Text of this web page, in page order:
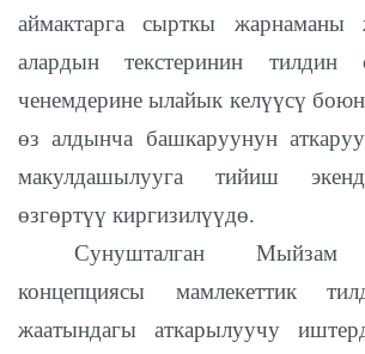
аймактарга сырткы жарнаманы
алардын текстеринин тилдин
ченемдерине ылайык келүүсү
өз алдынча башкаруунун
макулдашылууга тийиш
өзгөртүү киргизилүүдө.
Сунушталган Мыйзам
концепциясы мамлекеттик
жаатындагы аткарылуучу